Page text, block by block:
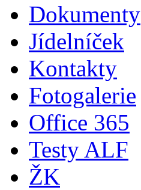
Dokumenty
Jídelníček
Kontakty
Fotogalerie
Office 365
Testy ALF
ŽK